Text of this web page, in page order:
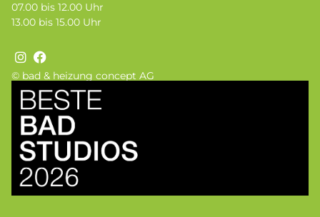
© bad & heizung concept AG
07.00 bis 12.00 Uhr
13.00 bis 15.00 Uhr